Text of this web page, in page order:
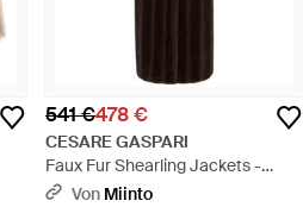
541 €478 €
CESARE GASPARI
Faux Fur Shearling Jackets -
Schwarz
Von Miinto